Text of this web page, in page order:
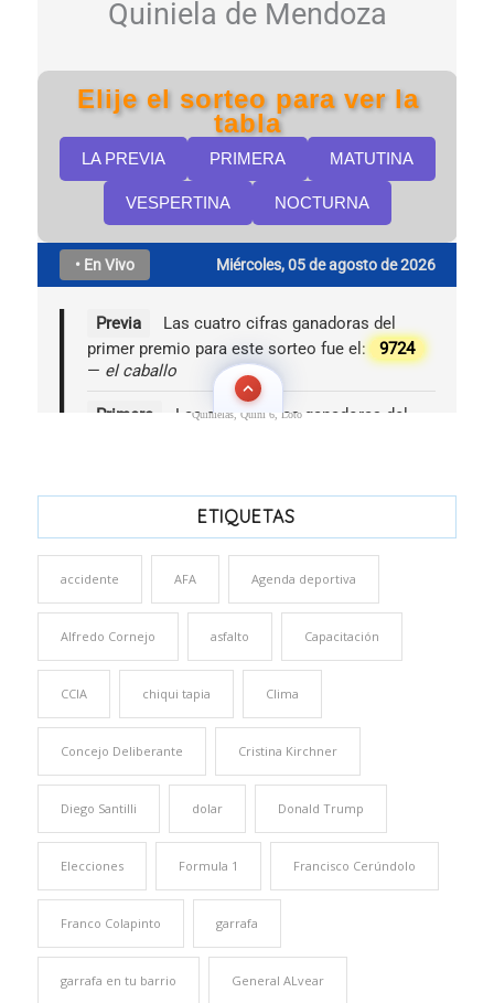
Quinielas, Quini 6, Loto
ETIQUETAS
accidente AFA Agenda deportiva
Alfredo Cornejo asfalto Capacitación
CCIA chiqui tapia Clima
Concejo Deliberante Cristina Kirchner
Diego Santilli dolar Donald Trump
Elecciones Formula 1 Francisco Cerúndolo
Franco Colapinto garrafa
garrafa en tu barrio General ALvear